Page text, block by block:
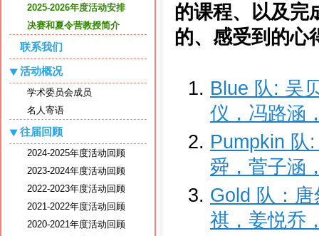
2025-2026年度活动安排
决赛和夏令营教授简介
联系我们
活动概况
学术委员会成员
名人寄语
往届回顾
2024-2025年度活动回顾
2023-2024年度活动回顾
2022-2023年度活动回顾
2021-2022年度活动回顾
2020-2021年度活动回顾
的课程、以及完
的、感受到的心
Blue 队: 吴
仪，冯路涵
Pumpkin 队
舜，菅子涵
Gold 队：
祺，姜悦乔